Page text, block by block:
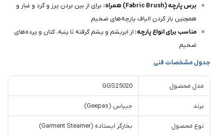
برس پارچه (Fabric Brush) همراه:
برای از بین بردن پرز و گرد و غبار و
همچنین باز کردن الیاف پارچه‌های ضخیم
مناسب برای انواع پارچه: از ابریشم و پشم گرفته تا پنبه، کتان و پرده‌های
ضخیم
جدول مشخصات فنی
مدل محصول GGS25020
برند جیپاس (Geepas)
نوع محصول بخارگر ایستاده (Garment Steamer)